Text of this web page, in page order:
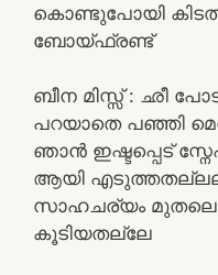
കൊണ്ടുപോയി
ബോയ്ഫ്രണ്ട്
ബീന മിസ്സ്‌ : ഛീ
പറയാതെ പഞ്ഞി
ഞാൻ ഇഷ്ടപ്പെട്
ആയി
സാഹചര്യം
കൂടിയതല്ലേ